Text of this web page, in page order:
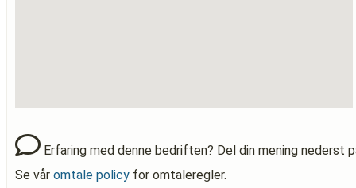
Erfaring med denne bedriften? Del din mening nederst
Se vår omtale policy for omtaleregler.